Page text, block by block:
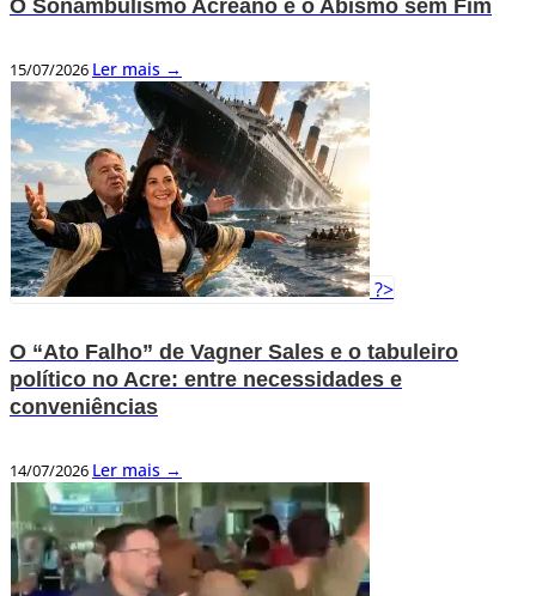
O Sonambulismo Acreano e o Abismo sem Fim
15/07/2026 Ler mais →
?>
O “Ato Falho” de Vagner Sales e o tabuleiro
político no Acre: entre necessidades e
conveniências
14/07/2026 Ler mais →